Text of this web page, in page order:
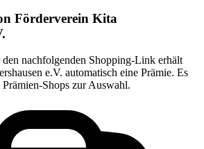
Förderverein Kita
nachfolgenden Shopping-Link erhält
e.V. automatisch eine Prämie. Es
Prämien-Shops zur Auswahl.